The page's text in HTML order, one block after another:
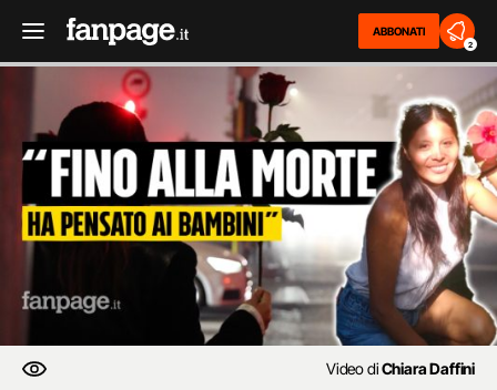
ABBONATI
2
Video diChiara Daffini